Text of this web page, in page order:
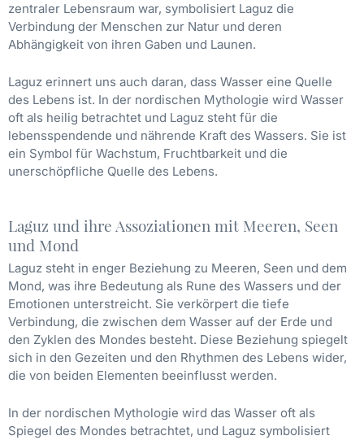
zentraler Lebensraum war, symbolisiert Laguz die
Verbindung der Menschen zur Natur und deren
Abhängigkeit von ihren Gaben und Launen.
Laguz erinnert uns auch daran, dass Wasser eine Quelle
des Lebens ist. In der nordischen Mythologie wird Wasser
oft als heilig betrachtet und Laguz steht für die
lebensspendende und nährende Kraft des Wassers. Sie ist
ein Symbol für Wachstum, Fruchtbarkeit und die
unerschöpfliche Quelle des Lebens.
Laguz und ihre Assoziationen mit Meeren, Seen
und Mond
Laguz steht in enger Beziehung zu Meeren, Seen und dem
Mond, was ihre Bedeutung als Rune des Wassers und der
Emotionen unterstreicht. Sie verkörpert die tiefe
Verbindung, die zwischen dem Wasser auf der Erde und
den Zyklen des Mondes besteht. Diese Beziehung spiegelt
sich in den Gezeiten und den Rhythmen des Lebens wider,
die von beiden Elementen beeinflusst werden.
In der nordischen Mythologie wird das Wasser oft als
Spiegel des Mondes betrachtet, und Laguz symbolisiert